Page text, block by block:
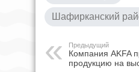
Шафирканский
Предыдущий
Компания AKFA
продукцию на